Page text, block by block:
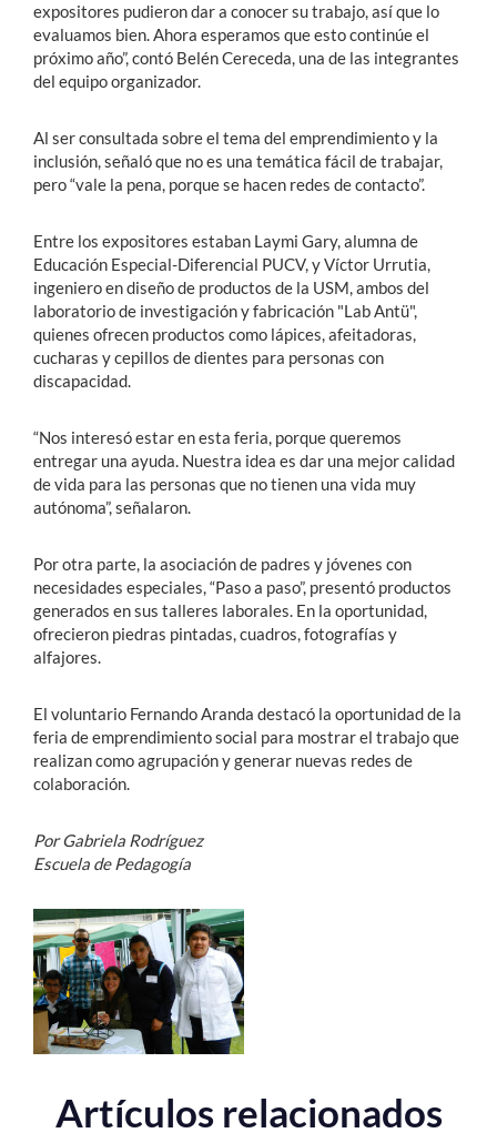
expositores pudieron dar a conocer su trabajo, así que lo
evaluamos bien. Ahora esperamos que esto continúe el
próximo año”, contó Belén Cereceda, una de las integrantes
del equipo organizador.
Al ser consultada sobre el tema del emprendimiento y la
inclusión, señaló que no es una temática fácil de trabajar,
pero “vale la pena, porque se hacen redes de contacto”.
Entre los expositores estaban Laymi Gary, alumna de
Educación Especial-Diferencial PUCV, y Víctor Urrutia,
ingeniero en diseño de productos de la USM, ambos del
laboratorio de investigación y fabricación "Lab Antü",
quienes ofrecen productos como lápices, afeitadoras,
cucharas y cepillos de dientes para personas con
discapacidad.
“Nos interesó estar en esta feria, porque queremos
entregar una ayuda. Nuestra idea es dar una mejor calidad
de vida para las personas que no tienen una vida muy
autónoma”, señalaron.
Por otra parte, la asociación de padres y jóvenes con
necesidades especiales, “Paso a paso”, presentó productos
generados en sus talleres laborales. En la oportunidad,
ofrecieron piedras pintadas, cuadros, fotografías y
alfajores.
El voluntario Fernando Aranda destacó la oportunidad de la
feria de emprendimiento social para mostrar el trabajo que
realizan como agrupación y generar nuevas redes de
colaboración.
Por Gabriela Rodríguez
Escuela de Pedagogía
Artículos relacionados